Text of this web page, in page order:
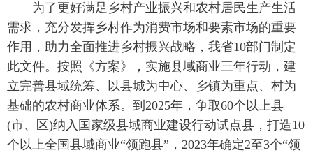
为了更好满足乡村产业振兴和农村居民生产生活
需求，充分发挥乡村作为消费市场和要素市场的重要
作用，助力全面推进乡村振兴战略，我省10部门制定
此文件。按照《方案》，实施县域商业三年行动，建
立完善县域统筹、以县城为中心、乡镇为重点、村为
基础的农村商业体系。到2025年，争取60个以上县
(市、区)纳入国家级县域商业建设行动试点县，打造10
个以上全国县域商业“领跑县”，2023年确定2至3个“领